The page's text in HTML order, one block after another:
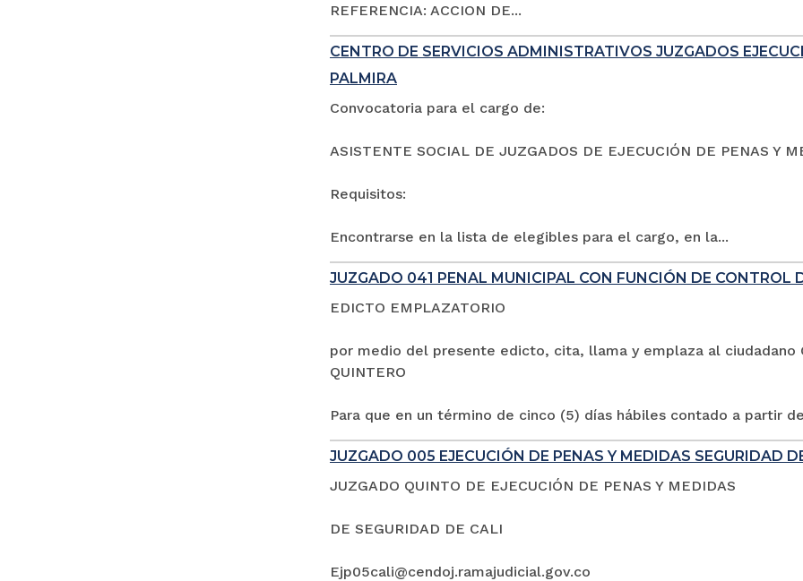
REFERENCIA: ACCION DE...
CENTRO DE SERVICIOS ADMINISTRATIVOS JUZGADOS
PALMIRA
Convocatoria para el cargo de:
ASISTENTE SOCIAL DE JUZGADOS DE EJECUCIÓN DE PENAS Y
Requisitos:
Encontrarse en la lista de elegibles para el cargo, en la...
JUZGADO 041 PENAL MUNICIPAL CON FUNCIÓN DE CONTROL
EDICTO EMPLAZATORIO
por medio del presente edicto, cita, llama y emplaza al ciudadano
QUINTERO
Para que en un término de cinco (5) días hábiles contado a partir
JUZGADO 005 EJECUCIÓN DE PENAS Y MEDIDAS SEGURIDAD
JUZGADO QUINTO DE EJECUCIÓN DE PENAS Y MEDIDAS
DE SEGURIDAD DE CALI
Ejp05cali@cendoj.ramajudicial.gov.co